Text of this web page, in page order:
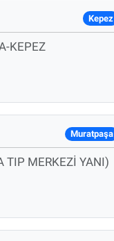
Kepez
KEPEZ
Muratpaşa
TIP MERKEZİ YANI)